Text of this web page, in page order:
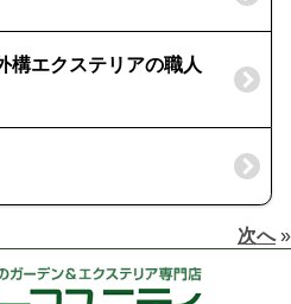
構エクステリアの職人
次へ»